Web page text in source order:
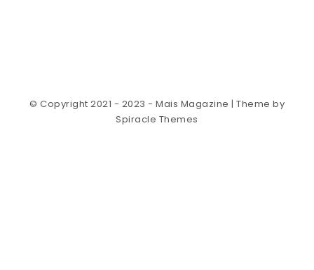
© Copyright 2021 - 2023 - Mais Magazine | Theme by
Spiracle Themes